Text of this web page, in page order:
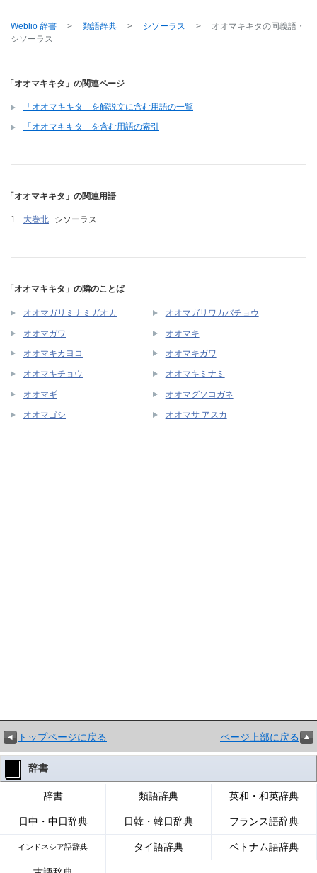
Weblio 辞書 > 類語辞典 > シソーラス > オオマキキタの同義語・
シソーラス
「オオマキキタ」の関連ページ
「オオマキキタ」を解説文に含む用語の一覧
「オオマキキタ」を含む用語の索引
「オオマキキタ」の関連用語
大巻北 シソーラス
「オオマキキタ」の隣のことば
オオマガリミナミガオカ オオマガリワカバチョウ
オオマガワ オオマキ
オオマキカヨコ オオマキガワ
オオマキチョウ オオマキミナミ
オオマギ オオマグソコガネ
オオマゴシ オオマサ アスカ
トップページに戻る ページ上部に戻る
辞書
辞書 類語辞典 英和・和英辞典
日中・中日辞典 日韓・韓日辞典 フランス語辞典
インドネシア語辞典 タイ語辞典 ベトナム語辞典